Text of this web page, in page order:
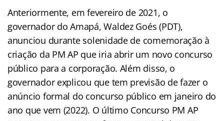
Anteriormente, em fevereiro de 2021, o
governador do Amapá, Waldez Goés (PDT),
anunciou durante solenidade de comemoração à
criação da PM AP que iria abrir um novo concurso
público para a corporação. Além disso, o
governador explicou que tem previsão de fazer o
anúncio formal do concurso público em janeiro do
ano que vem (2022). O último Concurso PM AP